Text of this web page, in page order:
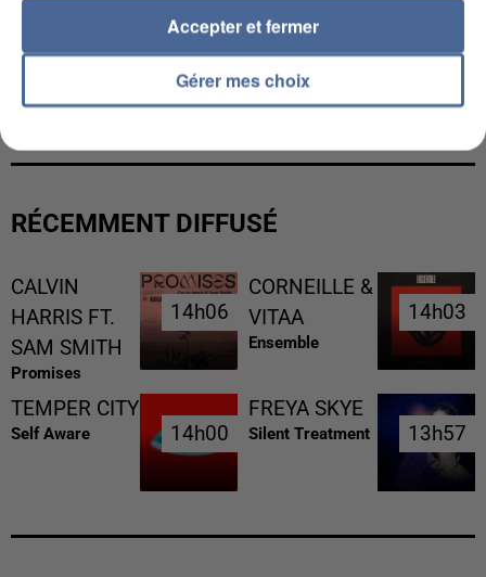
L’UN DES FONDATEURS SUPPOSÉS DE LA DZ
MAFIA INTERPELLÉ EN ALGÉRIE
RÉCEMMENT DIFFUSÉ
CALVIN
HARRIS FT.
SAM SMITH
Promises
14h06
14h06
CORNEILLE &
VITAA
Ensemble
14h03
14h03
TEMPER CITY
Self Aware 14h00
14h00
FREYA SKYE
Silent Treatment 13h57
13h57
Gérer mes choix
Accepter et fermer